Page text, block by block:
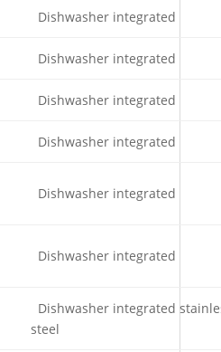
Dishwasher integrated
Dishwasher integrated
Dishwasher integrated
Dishwasher integrated
Dishwasher integrated
Dishwasher integrated
Dishwasher integrated
steel